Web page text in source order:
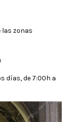
las zonas
días, de 7:00h a